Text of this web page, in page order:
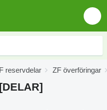
reservdelar ZF överföringar